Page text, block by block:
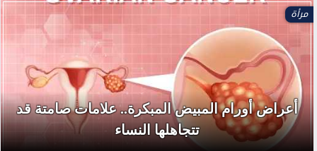
مرأة
أعراض أورام المبيض المبكرة.. علامات صامتة قد
تتجاهلها النساء